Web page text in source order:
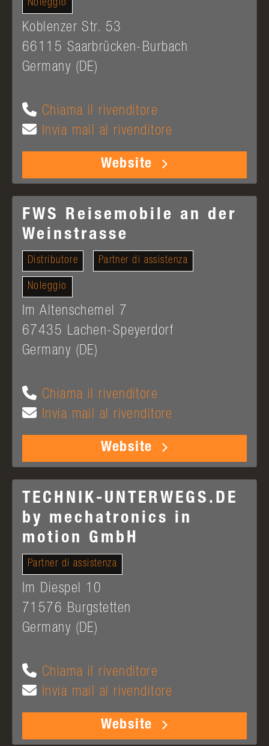
Noleggio
Koblenzer Str. 53
66115 Saarbrücken-Burbach
Germany (DE)
Chiama il rivenditore
Invia mail al rivenditore
Website
FWS Reisemobile an der
Weinstrasse
Distributore Partner di assistenza
Noleggio
Im Altenschemel 7
67435 Lachen-Speyerdorf
Germany (DE)
Chiama il rivenditore
Invia mail al rivenditore
Website
TECHNIK-UNTERWEGS.DE
by mechatronics in
motion GmbH
Partner di assistenza
Im Diespel 10
71576 Burgstetten
Germany (DE)
Chiama il rivenditore
Invia mail al rivenditore
Website